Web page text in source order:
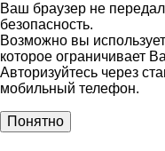
Ваш браузер не
безопасность.
Возможно вы
которое ограничивает
Авторизуйтесь через
мобильный телефон.
Понятно